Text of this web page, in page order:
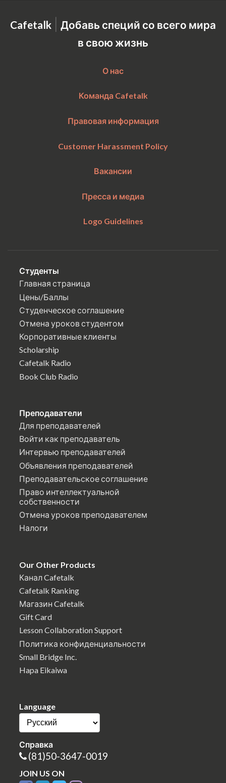
Cafetalk | Добавь специй со всего мира
в свою жизнь
О нас
Команда Cafetalk
Правовая информация
Customer Harassment Policy
Вакансии
Пресса и медиа
Logo Guidelines
Студенты
Главная страница
Цены/Баллы
Студенческое соглашение
Отмена уроков студентом
Корпоративные клиенты
Scholarship
Cafetalk Radio
Book Club Radio
Преподаватели
Для преподавателей
Войти как преподаватель
Интервью преподавателей
Объявления преподавателей
Преподавательское соглашение
Право интеллектуальной
собственности
Отмена уроков преподавателем
Налоги
Our Other Products
Канал Cafetalk
Cafetalk Ranking
Магазин Cafetalk
Gift Card
Lesson Collaboration Support
Политика конфиденциальности
Small Bridge Inc.
Hapa Eikaiwa
Language
Справка
(81)50-3647-0019
JOIN US ON